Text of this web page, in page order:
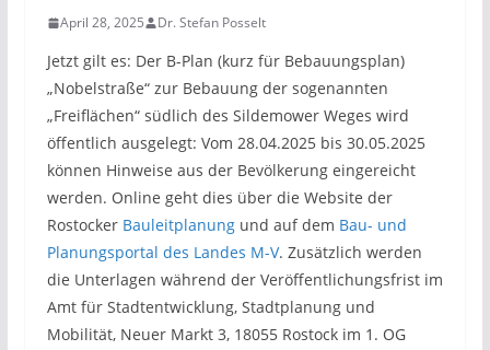
April 28, 2025 Dr. Stefan Posselt
Jetzt gilt es: Der B-Plan (kurz für Bebauungsplan)
„Nobelstraße“ zur Bebauung der sogenannten
„Freiflächen“ südlich des Sildemower Weges wird
öffentlich ausgelegt: Vom 28.04.2025 bis 30.05.2025
können Hinweise aus der Bevölkerung eingereicht
werden. Online geht dies über die Website der
Rostocker Bauleitplanung und auf dem Bau- und
Planungsportal des Landes M-V. Zusätzlich werden
die Unterlagen während der Veröffentlichungsfrist im
Amt für Stadtentwicklung, Stadtplanung und
Mobilität, Neuer Markt 3, 18055 Rostock im 1. OG